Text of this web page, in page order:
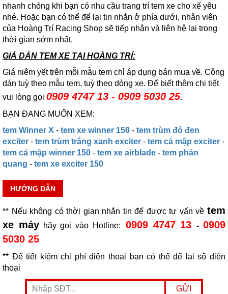
nhanh chóng khi bạn có nhu cầu trang trí tem xe cho xế yêu
nhé. Hoặc bạn có thể để lại tin nhắn ở phía dưới, nhân viên
của Hoàng Trí Racing Shop sẽ tiếp nhận và liên hệ lại trong
thời gian sớm nhất.
GIÁ DÁN TEM XE TẠI HOÀNG TRÍ:
Giá niêm yết trên mỗi mẫu tem chỉ áp dụng bán mua về. Công
dán tuỳ theo mẫu tem, tuỳ theo dòng xe. Để biết thêm chi tiết
vui lòng gọi 0909 4747 13 - 0909 5030 25.
BẠN ĐANG MUỐN XEM:
tem Winner X - tem xe winner 150 - tem trùm đỏ đen
exciter - tem trùm trắng xanh exciter - tem cá mập exciter -
tem cá mập winner 150 - tem xe airblade - tem phản
quang - tem xe exciter 150
HƯỚNG DẪN
** Nếu không có thời gian nhắn tin để được tư vấn về tem
xe máyhãy gọi vào Hotline: 0909 4747 13-0909
5030 25
** Để tiết kiệm chi phí điện thoại bạn có thể để lại số điện
thoại